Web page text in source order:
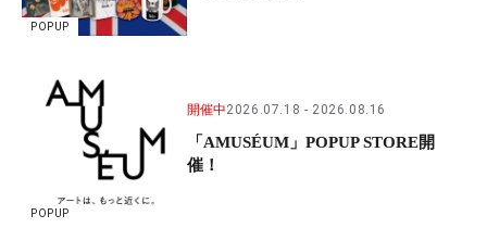
POPUP
POPUP
開催中2026.07.18 2026.08.16
「AMUSÉUM」POPUP STORE開
催！